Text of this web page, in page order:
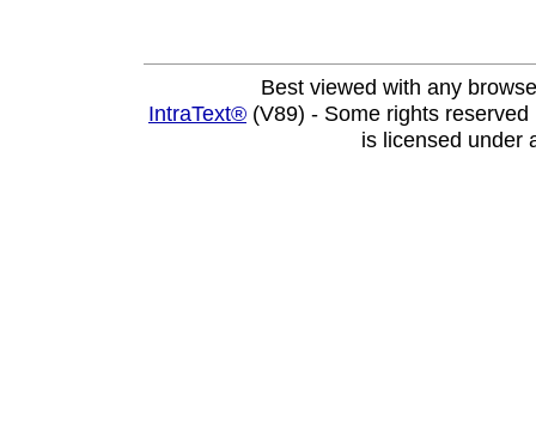
Best viewed with any
IntraText® (V89) - Some rights
is licensed under